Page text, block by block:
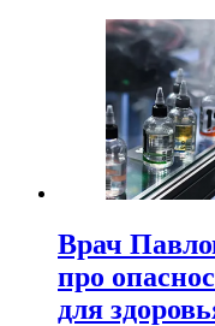
Врач
про
для